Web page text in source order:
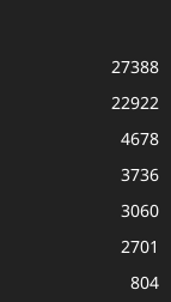
27388
22922
4678
3736
3060
2701
804